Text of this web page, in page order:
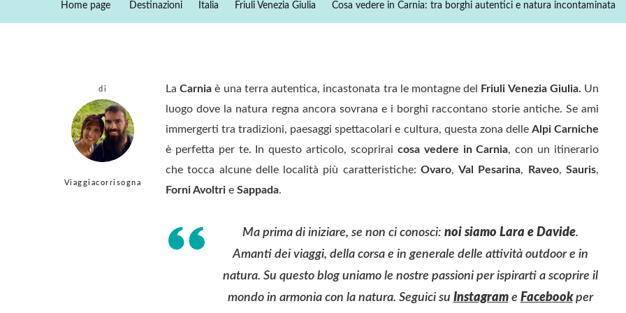
Incontaminata
Home page Destinazioni Italia Friuli Venezia Giulia Cosa vedere in Carnia: tra borghi autentici e natura incontaminata
di
Viaggiacorrisogna
LaCarnia è una terra autentica, incastonata tra le montagne del Friuli Venezia Giulia. Un
luogo dove la natura regna ancora sovrana e i borghi raccontano storie antiche. Se ami
immergerti tra tradizioni, paesaggi spettacolari e cultura, questa zona delle Alpi Carniche
è perfetta per te. In questo articolo, scoprirai cosa vedere in Carnia, con un itinerario
che tocca alcune delle località più caratteristiche: Ovaro,Val Pesarina, Raveo,Sauris,
Forni Avoltri e Sappada.
Ma prima di iniziare, se non ci conosci: noi siamo Lara e Davide.
Amanti dei viaggi, della corsa e in generale delle attività outdoor e in
natura. Su questo blog uniamo le nostre passioni per ispirarti a scoprire il
mondo in armonia con la natura. Seguici su Instagrame Facebookper